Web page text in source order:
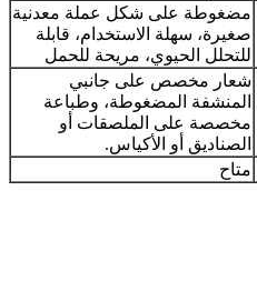
مضغوطة على شكل عملة معدنية
صغيرة، سهلة الاستخدام، قابلة
للتحلل الحيوي، مريحة للحمل
شعار مخصص على جانبي
المنشفة المضغوطة، وطباعة
مخصصة على الملصقات أو
الصناديق أو الأكياس.
متاح